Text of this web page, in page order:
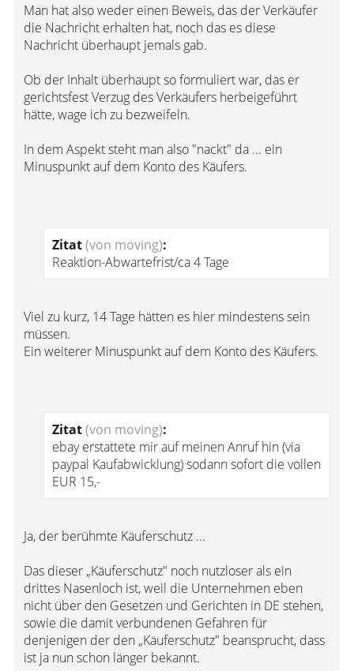
Man hat also weder einen Beweis, das der Verkäufer
die Nachricht erhalten hat, noch das es diese
Nachricht überhaupt jemals gab.
Ob der Inhalt überhaupt so formuliert war, das er
gerichtsfest Verzug des Verkäufers herbeigeführt
hätte, wage ich zu bezweifeln.
In dem Aspekt steht man also "nackt" da ... ein
Minuspunkt auf dem Konto des Käufers.
Zitat(von moving):
Reaktion-Abwartefrist/ca 4 Tage
Viel zu kurz, 14 Tage hätten es hier mindestens sein
müssen.
Ein weiterer Minuspunkt auf dem Konto des Käufers.
Zitat(von moving):
ebay erstattete mir auf meinen Anruf hin (via
paypal Kaufabwicklung) sodann sofort die vollen
EUR 15,-
Ja, der berühmte Käuferschutz ...
Das dieser „Käuferschutz" noch nutzloser als ein
drittes Nasenloch ist, weil die Unternehmen eben
nicht über den Gesetzen und Gerichten in DE stehen,
sowie die damit verbundenen Gefahren für
denjenigen der den „Käuferschutz" beansprucht, dass
ist ja nun schon länger bekannt.